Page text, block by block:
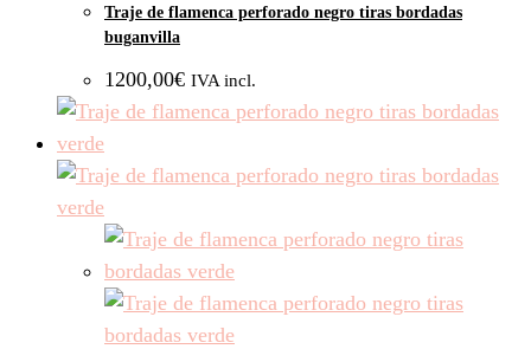
Traje de flamenca perforado negro tiras bordadas
buganvilla
1200,00€ IVA incl.